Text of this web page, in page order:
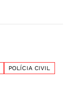
POLÍCIA CIVIL